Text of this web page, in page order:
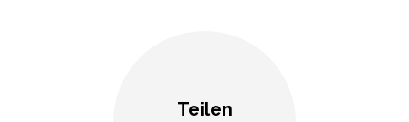
Teilen